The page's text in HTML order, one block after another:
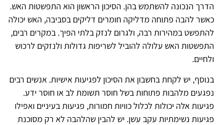
הדרך הנכונה להשתמש בהן. הסיכון הראשון הוא התפשטות האש.
כאשר להבה פתוחה מדליקה חומרים דליקים בסביבה, האש יכולה
להתפשט במהירות רבה, ולגרום לנזק בלתי הפיך. במקרים רבים,
התפשטות האש עלולה להוביל לשריפות גדולות ולנזקים לרכוש
ולחיים.
בנוסף, יש לקחת בחשבון את הסיכון לפגיעות אישיות. אנשים רבים
נפגעים מלהבות פתוחות בשל חוסר תשומת לב או חוסר ידע.
פגיעות אלה יכולות לכלול כוויות חמורות, פגיעות בעיניים ואפילו
פגיעות נשימתיות עקב עשן. יש להבין שהלהבה לא רק מסוכנת